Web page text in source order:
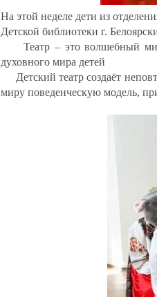
На этой неделе дети из
Детской библиотеки г.
Театр – это волшебный мир!
духовного мира детей
Детский театр создаёт
миру поведенческую модель,